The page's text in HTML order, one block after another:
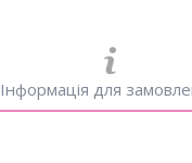
Інформація для